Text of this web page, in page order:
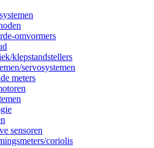
omvormers
klepstandstellers
servosystemen
meters
sensoren
coriolis